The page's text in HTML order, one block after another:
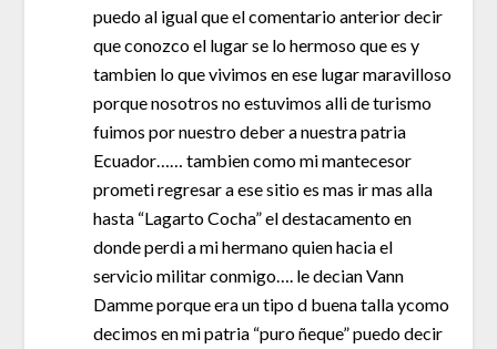
puedo al igual que el comentario anterior decir
que conozco el lugar se lo hermoso que es y
tambien lo que vivimos en ese lugar maravilloso
porque nosotros no estuvimos alli de turismo
fuimos por nuestro deber a nuestra patria
Ecuador…… tambien como mi mantecesor
prometi regresar a ese sitio es mas ir mas alla
hasta “Lagarto Cocha” el destacamento en
donde perdi a mi hermano quien hacia el
servicio militar conmigo…. le decian Vann
Damme porque era un tipo d buena talla ycomo
decimos en mi patria “puro ñeque” puedo decir